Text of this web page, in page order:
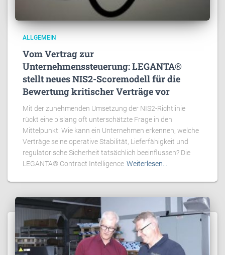
ALLGEMEIN
Vom Vertrag zur
Unternehmenssteuerung: LEGANTA®
stellt neues NIS2-Scoremodell für die
Bewertung kritischer Verträge vor
Mit der zunehmenden Umsetzung der NIS2-Richtlinie
rückt eine bislang oft unterschätzte Frage in den
Mittelpunkt: Wie kann ein Unternehmen erkennen, welche
Verträge seine operative Stabilität, Lieferfähigkeit und
regulatorische Sicherheit tatsächlich beeinflussen? Die
LEGANTA® Contract Intelligence Weiterlesen…